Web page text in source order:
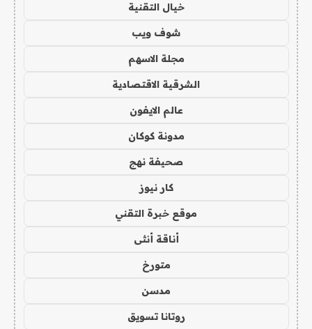
خيال التقنية
شوف ويب
مجلة الاسهم
الشرقية الاقتصادية
عالم الايفون
مدونة كوكان
صحيفة نهج
كار نيوز
موقع خبرة التقني
أناقة أنثى
متورخ
مدسن
روتانا تسويق